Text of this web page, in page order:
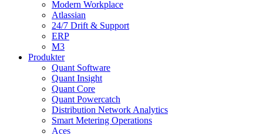
Modern Workplace
Atlassian
24/7 Drift & Support
ERP
M3
Produkter
Quant Software
Quant Insight
Quant Core
Quant Powercatch
Distribution Network Analytics
Smart Metering Operations
Aces